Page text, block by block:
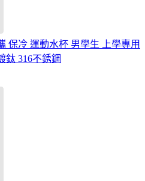
保冷 運動水杯 男學生 上學專用
鈦 316不銹鋼